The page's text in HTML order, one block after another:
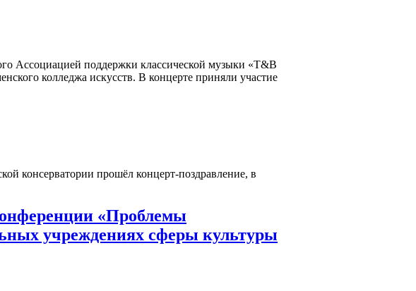
Ассоциацией поддержки классической музыки «T&B
колледжа искусств. В концерте приняли участие
консерватории прошёл концерт-поздравление, в
«Проблемы
учреждениях сферы культуры